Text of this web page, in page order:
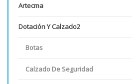
Artecma
Dotación Y Calzado2
Botas
Calzado De Seguridad